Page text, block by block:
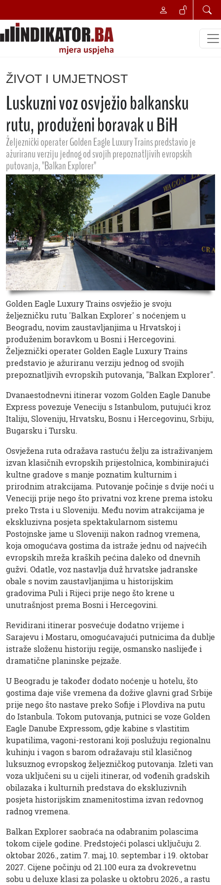
ŽIVOT I UMJETNOST
Luskuzni voz osvježio balkansku
rutu, produženi boravak u BiH
Željeznički operater Golden Eagle Luxury Trains predstavio je
ažuriranu verziju jednog od svojih prepoznatljivih evropskih
putovanja, "Balkan Explorer"
Golden Eagle Luxury Trains osvježio je svoju
željezničku rutu 'Balkan Explorer' s noćenjem u
Beogradu, novim zaustavljanjima u Hrvatskoj i
produženim boravkom u Bosni i Hercegovini.
Željeznički operater Golden Eagle Luxury Trains
predstavio je ažuriranu verziju jednog od svojih
prepoznatljivih evropskih putovanja, "Balkan Explorer".
Dvanaestodnevni itinerar vozom Golden Eagle Danube
Express povezuje Veneciju s Istanbulom, putujući kroz
Italiju, Sloveniju, Hrvatsku, Bosnu i Hercegovinu, Srbiju,
Bugarsku i Tursku.
Osvježena ruta odražava rastuću želju za istraživanjem
izvan klasičnih evropskih prijestolnica, kombinirajući
kultne gradove s manje poznatim kulturnim i
prirodnim atrakcijama. Putovanje počinje s dvije noći u
Veneciji prije nego što privatni voz krene prema istoku
preko Trsta i u Sloveniju. Među novim atrakcijama je
ekskluzivna posjeta spektakularnom sistemu
Postojnske jame u Sloveniji nakon radnog vremena,
koja omogućava gostima da istraže jednu od najvećih
evropskih mreža kraških pećina daleko od dnevnih
gužvi. Odatle, voz nastavlja duž hrvatske jadranske
obale s novim zaustavljanjima u historijskim
gradovima Puli i Rijeci prije nego što krene u
unutrašnjost prema Bosni i Hercegovini.
Revidirani itinerar posvećuje dodatno vrijeme i
Sarajevu i Mostaru, omogućavajući putnicima da dublje
istraže složenu historiju regije, osmansko naslijeđe i
dramatične planinske pejzaže.
U Beogradu je također dodato noćenje u hotelu, što
gostima daje više vremena da dožive glavni grad Srbije
prije nego što nastave preko Sofije i Plovdiva na putu
do Istanbula. Tokom putovanja, putnici se voze Golden
Eagle Danube Expressom, gdje kabine s vlastitim
kupatilima, vagoni-restorani koji poslužuju regionalnu
kuhinju i vagon s barom odražavaju stil klasičnog
luksuznog evropskog željezničkog putovanja. Izleti van
voza uključeni su u cijeli itinerar, od vođenih gradskih
obilazaka i kulturnih predstava do ekskluzivnih
posjeta historijskim znamenitostima izvan redovnog
radnog vremena.
Balkan Explorer saobraća na odabranim polascima
tokom cijele godine. Predstojeći polasci uključuju 2.
oktobar 2026., zatim 7. maj, 10. septembar i 19. oktobar
2027. Cijene počinju od 21.100 eura za dvokrevetnu
sobu u deluxe klasi za polaske u oktobru 2026., a rastu